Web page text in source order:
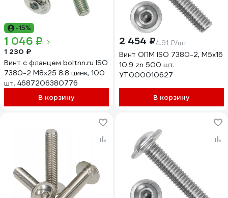
-15%
1 046 ₽
1 230 ₽
Винт с фланцем boltnn.ru ISO
7380-2 М8x25 8.8 цинк, 100
шт. 4687206380776
В корзину
2 454 ₽4.91 ₽/шт
Винт ОПМ ISO 7380-2, М5x16
10.9 zn 500 шт.
УТ000010627
В корзину